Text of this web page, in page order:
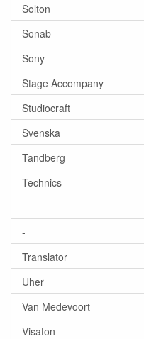
Solton
Sonab
Sony
Stage Accompany
Studiocraft
Svenska
Tandberg
Technics
-
-
Translator
Uher
Van Medevoort
Visaton